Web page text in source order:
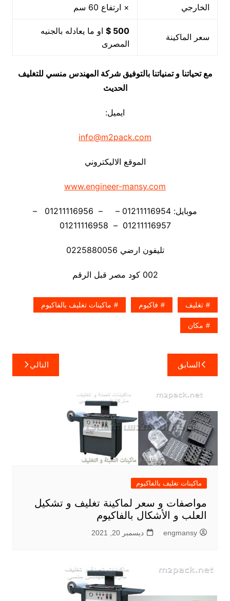
الخارجي
× ارتفاع 60 سم
سعر الماكينة
500 $
او ما يعادله بالجنيه
المصرى
مع تحياتنا و تمنياتنا بالتوفيق شركة المهندس منسي للتغليف
الحديث
ايميل:
info@m2pack.com
الموقع الاليكتروني
www.engineer-mansy.com
موبايل: 01211116954 – – 01211116956 –
01211116957 – 01211116958
تليفون ارضي 0225880056
002 كود مصر قبل الرقم
تغليف فاكيوم ماكينات تغليف بالفاكيوم
مكان
تصفّح
المقالات
السابق التالي
ماكينات تغليف بالفاكيوم
مواصفات و سعر لماكينة تغليف و تشكيل
العلب و الأشكال بالفاكيوم
engmansy ديسمبر 20, 2021